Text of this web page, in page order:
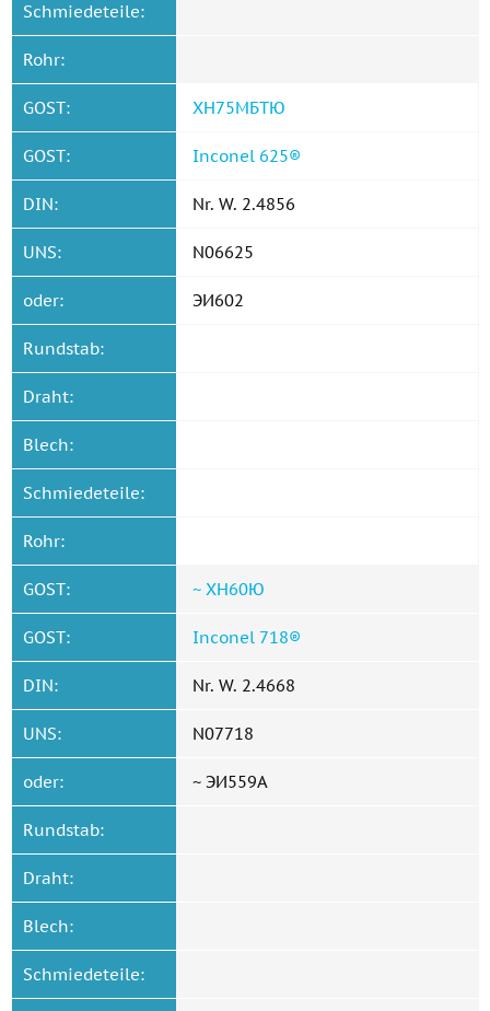
Schmiedeteile:
Rohr:
GOST: ХН75МБТЮ
GOST: Inconel 625®
DIN: Nr. W. 2.4856
UNS: N06625
oder: ЭИ602
Rundstab:
Draht:
Blech:
Schmiedeteile:
Rohr:
GOST: ~ ХН60Ю
GOST: Inconel 718®
DIN: Nr. W. 2.4668
UNS: N07718
oder: ~ ЭИ559А
Rundstab:
Draht:
Blech:
Schmiedeteile: